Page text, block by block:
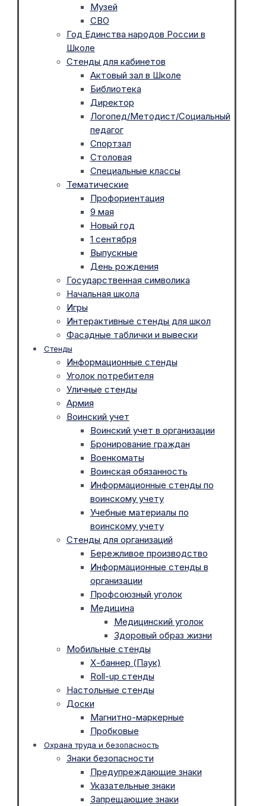
Музей
СВО
Год Единства народов России в
Школе
Стенды для кабинетов
Актовый зал в Школе
Библиотека
Директор
Логопед/Методист/Социальный
педагог
Спортзал
Столовая
Специальные классы
Тематические
Профориентация
9 мая
Новый год
1 сентября
Выпускные
День рождения
Государственная символика
Начальная школа
Игры
Интерактивные стенды для школ
Фасадные таблички и вывески
Стенды
Информационные стенды
Уголок потребителя
Уличные стенды
Армия
Воинский учет
Воинский учет в организации
Бронирование граждан
Военкоматы
Воинская обязанность
Информационные стенды по
воинскому учету
Учебные материалы по
воинскому учету
Стенды для организаций
Бережливое производство
Информационные стенды в
организации
Профсоюзный уголок
Медицина
Медицинский уголок
Здоровый образ жизни
Мобильные стенды
Х-баннер (Паук)
Roll-up стенды
Настольные стенды
Доски
Магнитно-маркерные
Пробковые
Охрана труда и безопасность
Знаки безопасности
Предупреждающие знаки
Указательные знаки
Запрещающие знаки